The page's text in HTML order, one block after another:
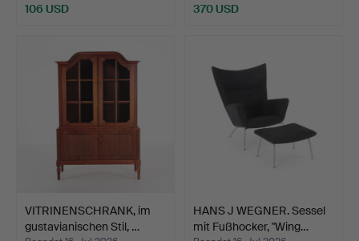
106 USD 370 USD
VITRINENSCHRANK, im
gustavianischen Stil, …
HANS J WEGNER. Sessel
mit Fußhocker, "Wing…